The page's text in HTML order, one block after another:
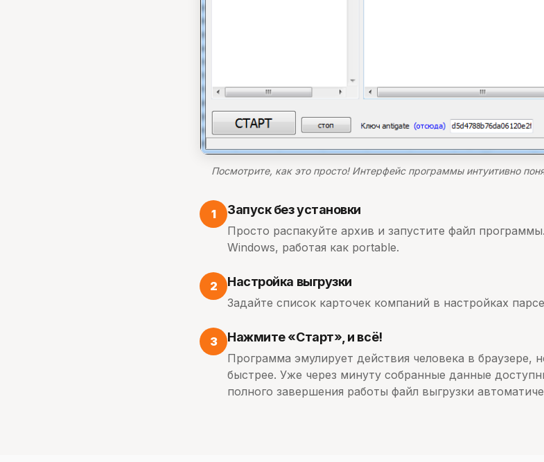
Посмотрите, как это просто! Интерфейс программы интуитивно
1 Запуск без установки
Просто распакуйте архив и запустите файл
Windows, работая как portable.
2 Настройка выгрузки
Задайте список карточек компаний в настройках
3 Нажмите «Старт», и всё!
Программа эмулирует действия человека в браузере,
быстрее. Уже через минуту собранные данные
полного завершения работы файл выгрузки